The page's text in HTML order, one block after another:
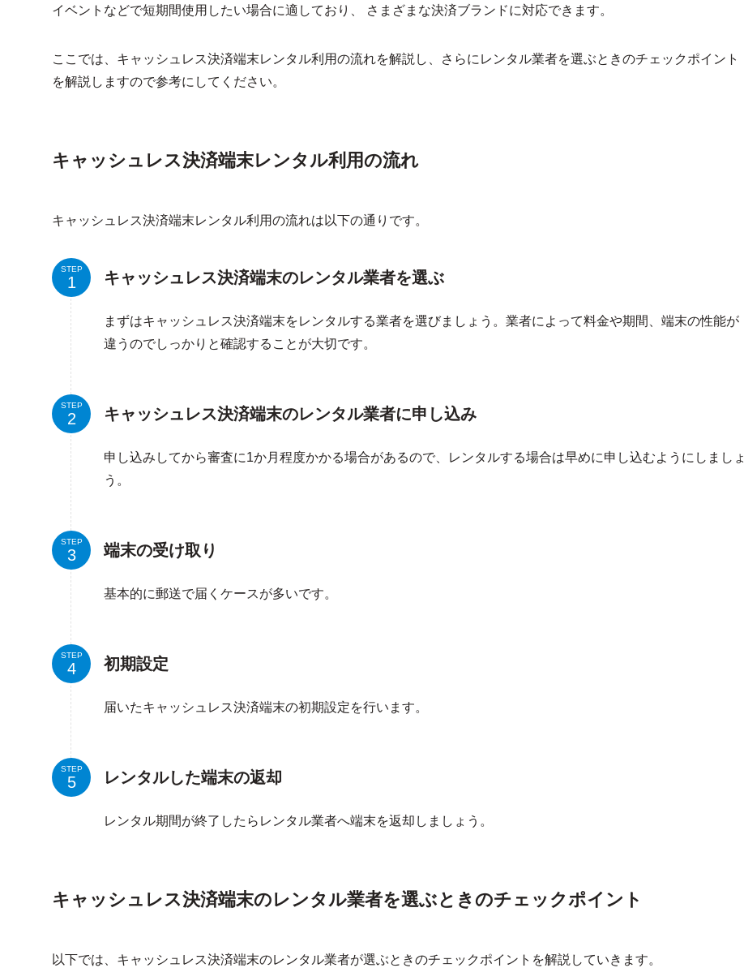
イベントなどで短期間使用したい場合に適しており、 さまざまな決済ブランドに対応できます。
ここでは、キャッシュレス決済端末レンタル利用の流れを解説し、さらにレンタル業者を選ぶときのチェックポイント
を解説しますので参考にしてください。
キャッシュレス決済端末レンタル利用の流れ
キャッシュレス決済端末レンタル利用の流れは以下の通りです。
STEP キャッシュレス決済端末のレンタル業者を選ぶ
まずはキャッシュレス決済端末をレンタルする業者を選びましょう。業者によって料金や期間、端末の性能が
違うのでしっかりと確認することが大切です。
STEP キャッシュレス決済端末のレンタル業者に申し込み
申し込みしてから審査に1か月程度かかる場合があるので、レンタルする場合は早めに申し込むようにしましょ
う。
STEP 端末の受け取り
基本的に郵送で届くケースが多いです。
STEP 初期設定
届いたキャッシュレス決済端末の初期設定を行います。
STEP レンタルした端末の返却
レンタル期間が終了したらレンタル業者へ端末を返却しましょう。
キャッシュレス決済端末のレンタル業者を選ぶときのチェックポイント
以下では、キャッシュレス決済端末のレンタル業者が選ぶときのチェックポイントを解説していきます。